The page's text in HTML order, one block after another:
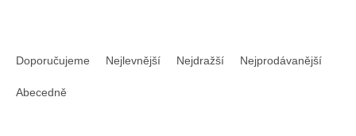
Doporučujeme Nejlevnější Nejdražší Nejprodávanější
Abecedně